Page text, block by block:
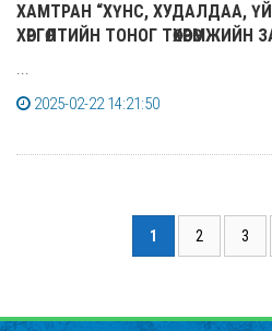
ХАМТРАН “ХҮНС, ХУДАЛДАА,
ХӨРГӨЛТИЙН ТОНОГ ТӨХӨӨРӨМЖИЙН
...
2025-02-22 14:21:50
1 2 3